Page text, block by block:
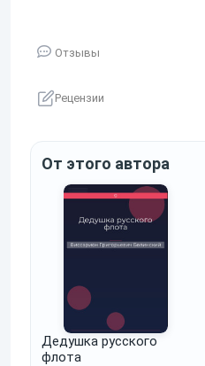
Отзывы
Рецензии
От этого автора
Дедушка русского
флота